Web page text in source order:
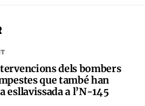
dels bombers
que també han
esllavissada a l’N-145